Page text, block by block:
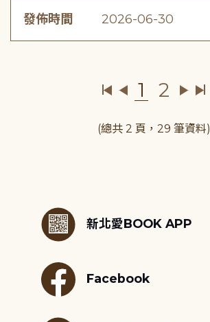
發佈時間 2026-06-30
1 2
(總共 2 頁，29 筆資料)
新北愛BOOK APP
Facebook